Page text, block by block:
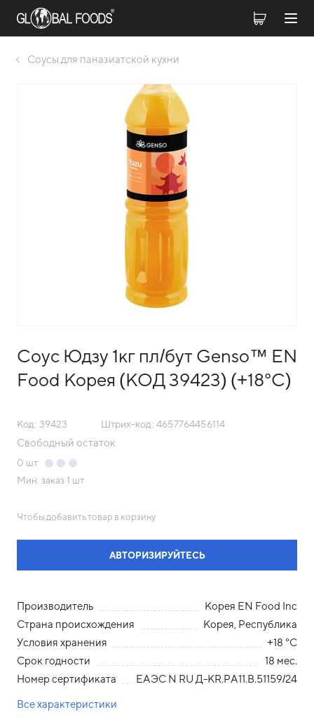
Соусы для паназиатской кухни
Соус Юдзу 1кг пл/бут Genso™ EN
Food Корея (КОД 39423) (+18°С)
Код: 39423 Штрих-код: 4657764456114
Свободный остаток
0 шт
Мин. заказ 1 шт
Чтобы добавить товар в корзину
АВТОРИЗИРУЙТЕСЬ
Производитель
Корея EN Food Inc
Страна происхождения
Корея, Республика
Условия хранения
+18 °С
Срок годности
18 мес.
Номер сертификата
ЕАЭС N RU Д-КR.РА11.В.51159/24
Все характеристики